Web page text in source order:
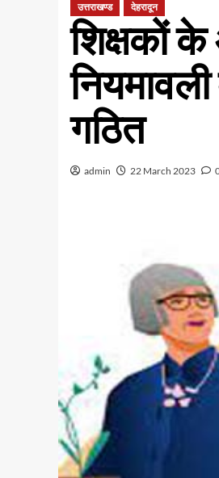
उत्तराखण्ड देहरादून
शिक्षकों
गठित
admin 22 March 2023